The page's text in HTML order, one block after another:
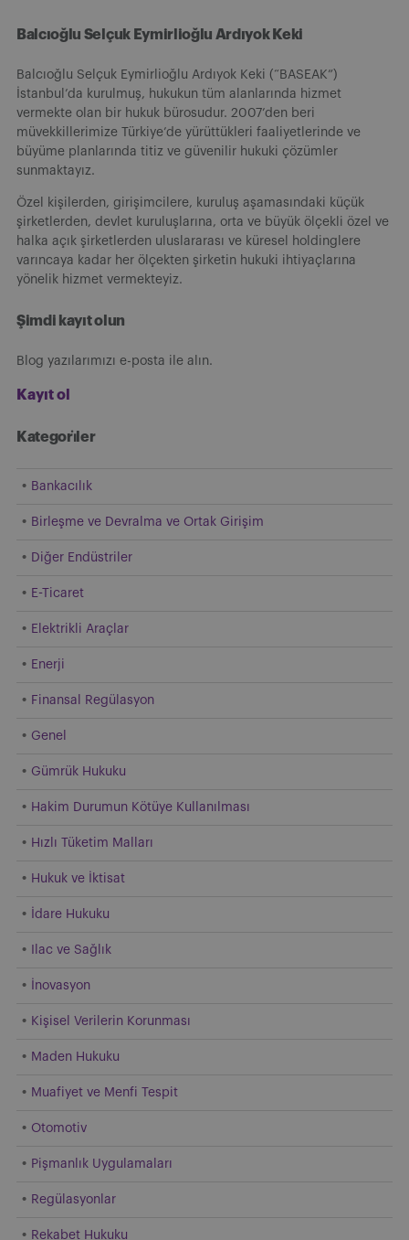
Balcıoğlu Selçuk Eymirlioğlu Ardıyok Keki
Balcıoğlu Selçuk Eymirlioğlu Ardıyok Keki (“BASEAK”)
İstanbul’da kurulmuş, hukukun tüm alanlarında hizmet
vermekte olan bir hukuk bürosudur. 2007’den beri
müvekkillerimize Türkiye’de yürüttükleri faaliyetlerinde ve
büyüme planlarında titiz ve güvenilir hukuki çözümler
sunmaktayız.
Özel kişilerden, girişimcilere, kuruluş aşamasındaki küçük
şirketlerden, devlet kuruluşlarına, orta ve büyük ölçekli özel ve
halka açık şirketlerden uluslararası ve küresel holdinglere
varıncaya kadar her ölçekten şirketin hukuki ihtiyaçlarına
yönelik hizmet vermekteyiz.
Şimdi kayıt olun
Blog yazılarımızı e-posta ile alın.
Kayıt ol
Kategori̇ler
Bankacılık
Birleşme ve Devralma ve Ortak Girişim
Diğer Endüstriler
E-Ticaret
Elektrikli Araçlar
Enerji
Finansal Regülasyon
Genel
Gümrük Hukuku
Hakim Durumun Kötüye Kullanılması
Hızlı Tüketim Malları
Hukuk ve İktisat
İdare Hukuku
Ilac ve Sağlık
İnovasyon
Kişisel Verilerin Korunması
Maden Hukuku
Muafiyet ve Menfi Tespit
Otomotiv
Pişmanlık Uygulamaları
Regülasyonlar
Rekabet Hukuku